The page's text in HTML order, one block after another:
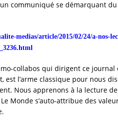
communiqué se démarquant
medias/article/2015/02/24/a-nos-
collabos qui dirigent ce journal
est l’arme classique pour nous
Nous apprenons à la lecture
Monde s’auto-attribue des